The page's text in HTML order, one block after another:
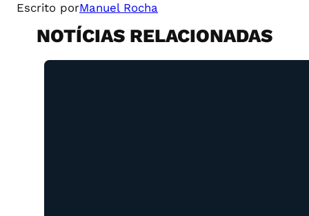
Escrito porManuel Rocha
NOTÍCIAS RELACIONADAS